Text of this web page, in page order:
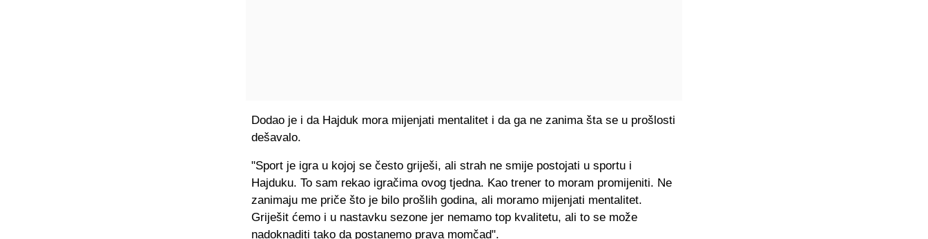
Dodao je i da Hajduk mora mijenjati mentalitet i da ga ne zanima šta se u prošlosti
dešavalo.
"Sport je igra u kojoj se često griješi, ali strah ne smije postojati u sportu i
Hajduku. To sam rekao igračima ovog tjedna. Kao trener to moram promijeniti. Ne
zanimaju me priče što je bilo prošlih godina, ali moramo mijenjati mentalitet.
Griješit ćemo i u nastavku sezone jer nemamo top kvalitetu, ali to se može
nadoknaditi tako da postanemo prava momčad".